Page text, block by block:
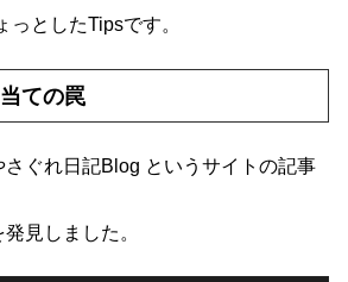
としたTipsです。
ての罠
ぐれ日記Blog というサイトの記事
見しました。